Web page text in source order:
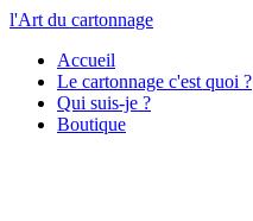
l'Art du cartonnage
Accueil
Le cartonnage c'est quoi ?
Qui suis-je ?
Boutique